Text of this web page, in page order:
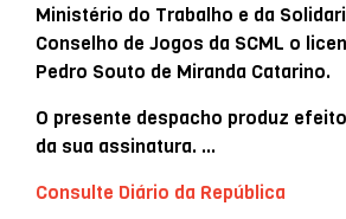
Ministério do Trabalho e da
Conselho de Jogos da SCML o
Pedro Souto de Miranda Catarino.
O presente despacho produz
da sua assinatura. …
Consulte Diário da República